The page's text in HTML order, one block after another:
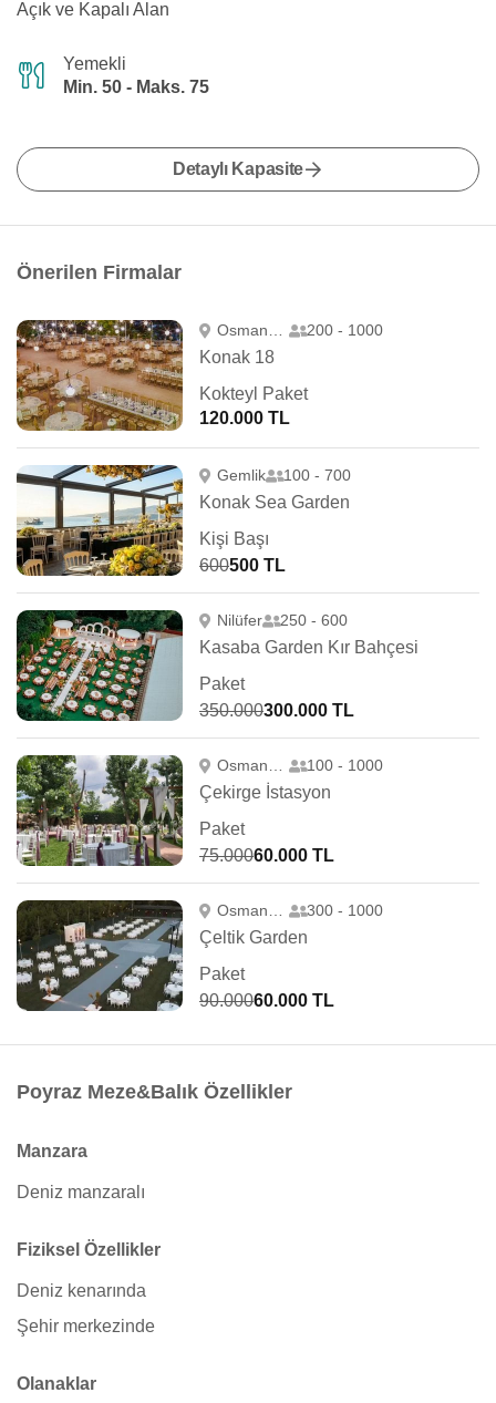
Açık ve Kapalı Alan
Yemekli
Min. 50 - Maks. 75
Detaylı Kapasite
Önerilen Firmalar
200 - 1000
Konak 18
Kokteyl Paket
120.000 TL
Gemlik 100 - 700
Konak Sea Garden
Kişi Başı
600500 TL
Nilüfer 250 - 600
Kasaba Garden Kır Bahçesi
Paket
350.000300.000 TL
100 - 1000
Çekirge İstasyon
Paket
75.00060.000 TL
300 - 1000
Çeltik Garden
Paket
90.00060.000 TL
Poyraz Meze&Balık Özellikler
Manzara
Deniz manzaralı
Fiziksel Özellikler
Deniz kenarında
Şehir merkezinde
Olanaklar